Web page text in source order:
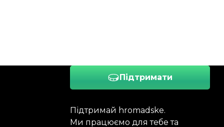
Підтримати
Підтримай hromadske.
Ми працюємо для тебе та